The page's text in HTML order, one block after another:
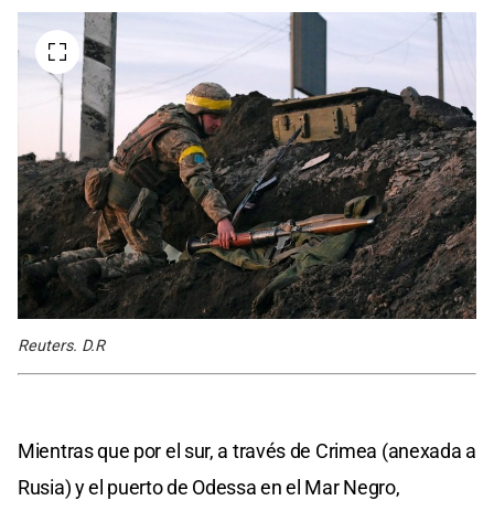
Reuters. D.R
Mientras que por el sur, a través de Crimea (anexada a
Rusia) y el puerto de Odessa en el Mar Negro,